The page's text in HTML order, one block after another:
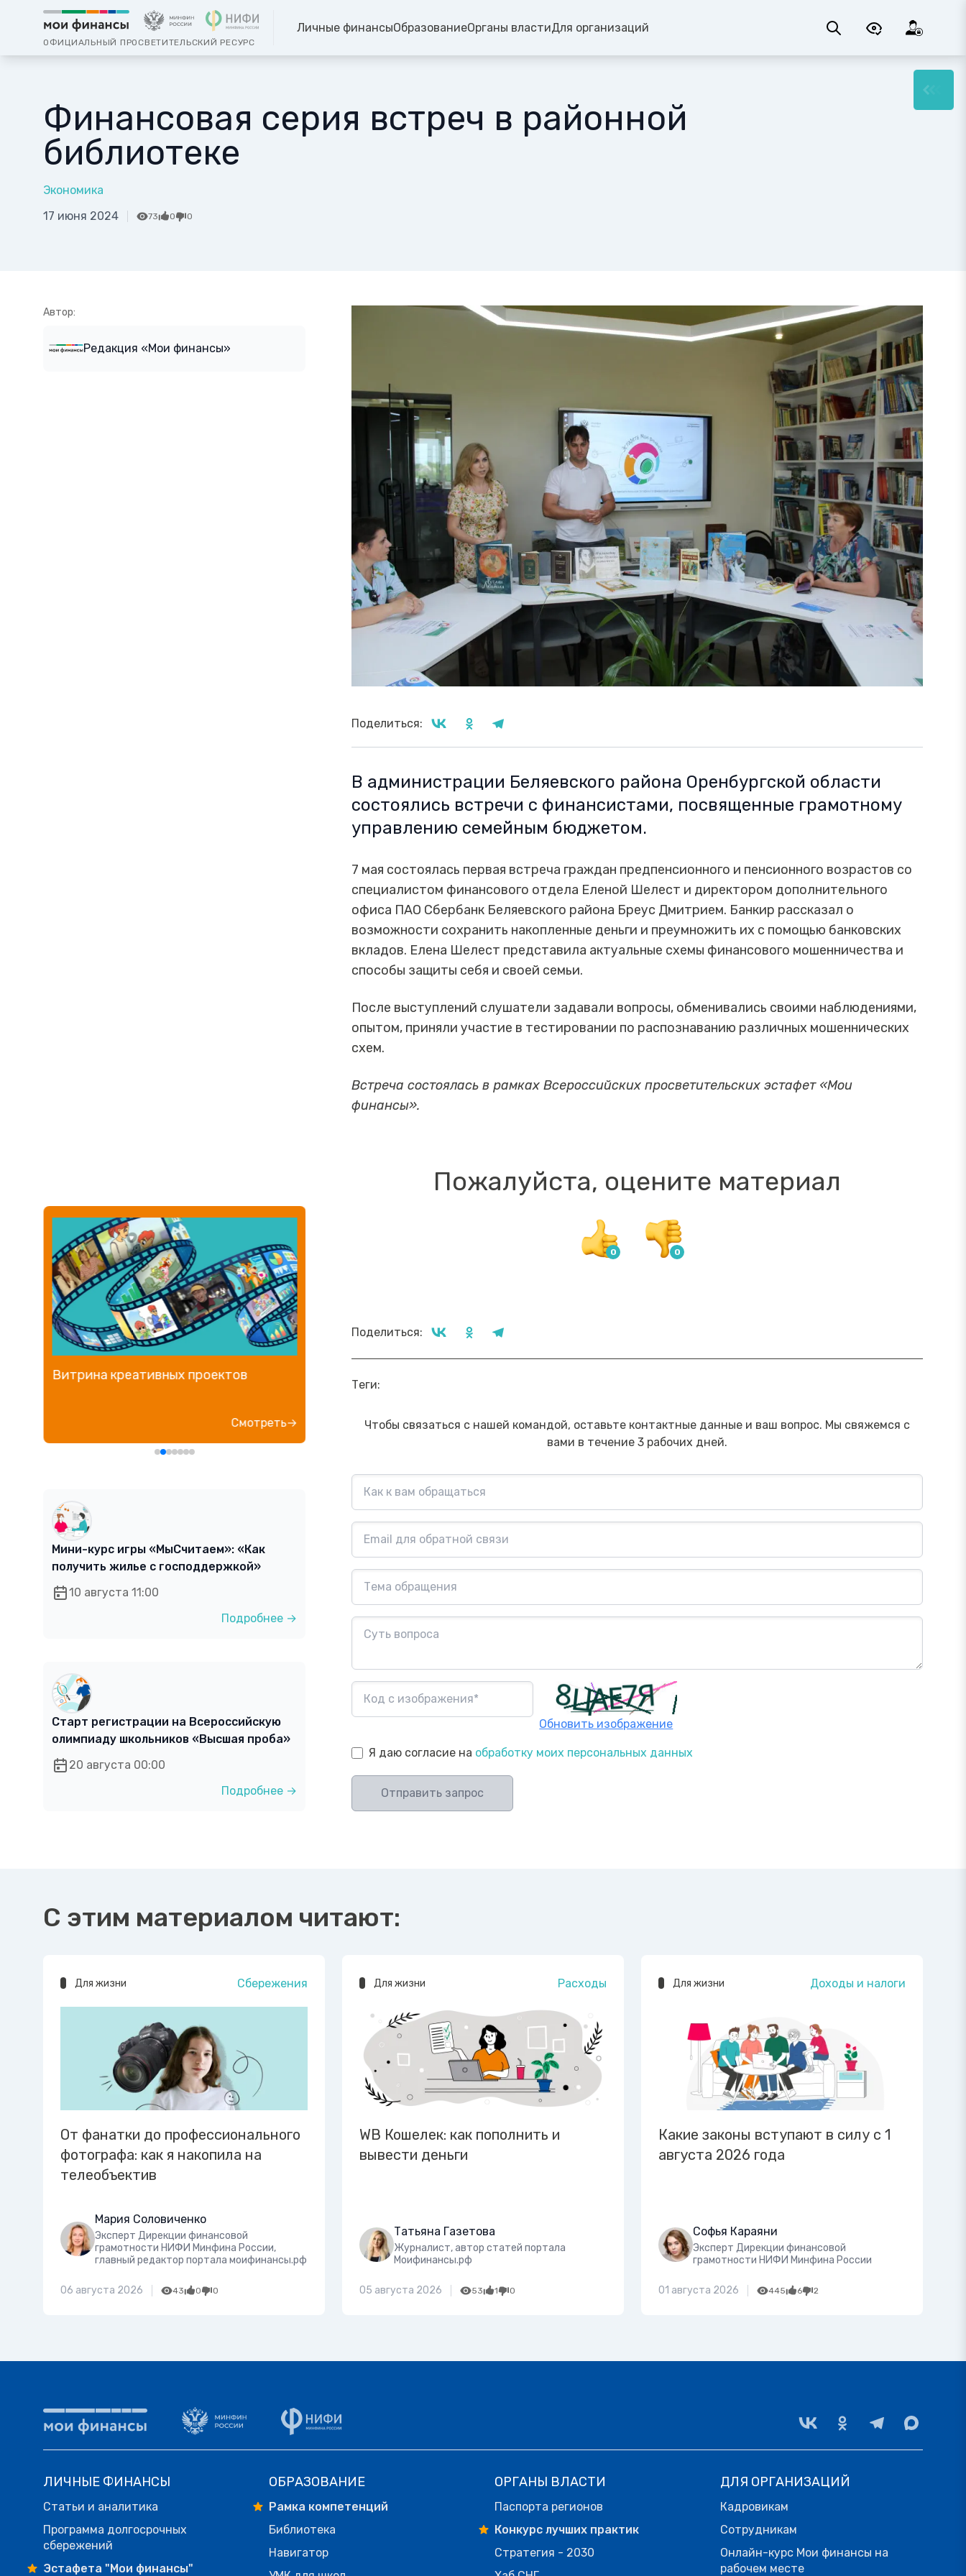
ОФИЦИАЛЬНЫЙ ПРОСВЕТИТЕЛЬСКИЙ РЕСУРС
Личные финансыОбразованиеОрганы властиДля организаций
Финансовая серия встреч в районной
библиотеке
Экономика
17 июня 2024
73 0 0
Автор:
Редакция «Мои финансы»
Поделиться:
В администрации Беляевского района Оренбургской области
состоялись встречи с финансистами, посвященные грамотному
управлению семейным бюджетом.
7 мая состоялась первая встреча граждан предпенсионного и пенсионного возрастов со
специалистом финансового отдела Еленой Шелест и директором дополнительного
офиса ПАО Сбербанк Беляевского района Бреус Дмитрием. Банкир рассказал о
возможности сохранить накопленные деньги и преумножить их с помощью банковских
вкладов. Елена Шелест представила актуальные схемы финансового мошенничества и
способы защиты себя и своей семьи.
После выступлений слушатели задавали вопросы, обменивались своими наблюдениями,
опытом, приняли участие в тестировании по распознаванию различных мошеннических
схем.
Встреча состоялась в рамках Всероссийских просветительских эстафет «Мои
финансы».
Пожалуйста, оцените материал
Поделиться:
Теги:
Чтобы связаться с нашей командой, оставьте контактные данные и ваш вопрос. Мы свяжемся с
вами в течение 3 рабочих дней.
Обновить изображение
Я даю согласие на обработку моих персональных данных
Отправить запрос
Витрина креативных проектов
Смотреть→
Финансовый блогер»
Посмотреть→ Посмотреть→
Мини-курс игры «МыСчитаем»: «Как
получить жилье с господдержкой»
10 августа 11:00
Подробнее →
Старт регистрации на Всероссийскую
олимпиаду школьников «Высшая проба»
20 августа 00:00
Подробнее →
С этим материалом читают:
Для жизни Сбережения
От фанатки до профессионального
фотографа: как я накопила на
телеобъектив
Мария Соловиченко
Эксперт Дирекции финансовой
грамотности НИФИ Минфина России,
главный редактор портала моифинансы.рф
06 августа 2026 43 0 0
Для жизни Расходы
WB Кошелек: как пополнить и
вывести деньги
Татьяна Газетова
Журналист, автор статей портала
Моифинансы.рф
05 августа 2026 53 1 0
Для жизни Доходы и налоги
Какие законы вступают в силу с 1
августа 2026 года
Софья Караяни
Эксперт Дирекции финансовой
грамотности НИФИ Минфина России
01 августа 2026 445 6 2
ЛИЧНЫЕ ФИНАНСЫ
Статьи и аналитика
Программа долгосрочных
сбережений
Эстафета "Мои финансы"
ОБРАЗОВАНИЕ
Рамка компетенций
Библиотека
Навигатор
ОРГАНЫ ВЛАСТИ
Паспорта регионов
Конкурс лучших практик
Стратегия - 2030
ДЛЯ ОРГАНИЗАЦИЙ
Кадровикам
Сотрудникам
Онлайн-курс Мои финансы на
рабочем месте